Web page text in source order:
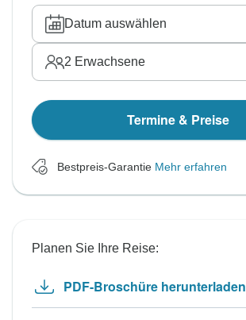
Datum auswählen
2 Erwachsene
Termine & Preise
Bestpreis-Garantie Mehr erfahren
Planen Sie Ihre Reise:
PDF-Broschüre herunterladen